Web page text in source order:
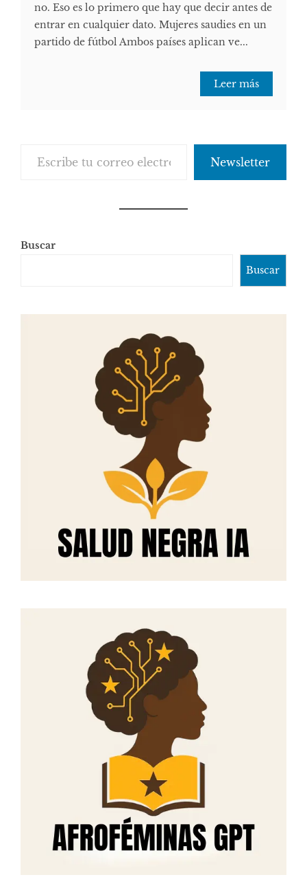
no. Eso es lo primero que hay que decir antes de
entrar en cualquier dato. Mujeres saudies en un
partido de fútbol Ambos países aplican ve...
Leer más
Newsletter
Buscar
Buscar